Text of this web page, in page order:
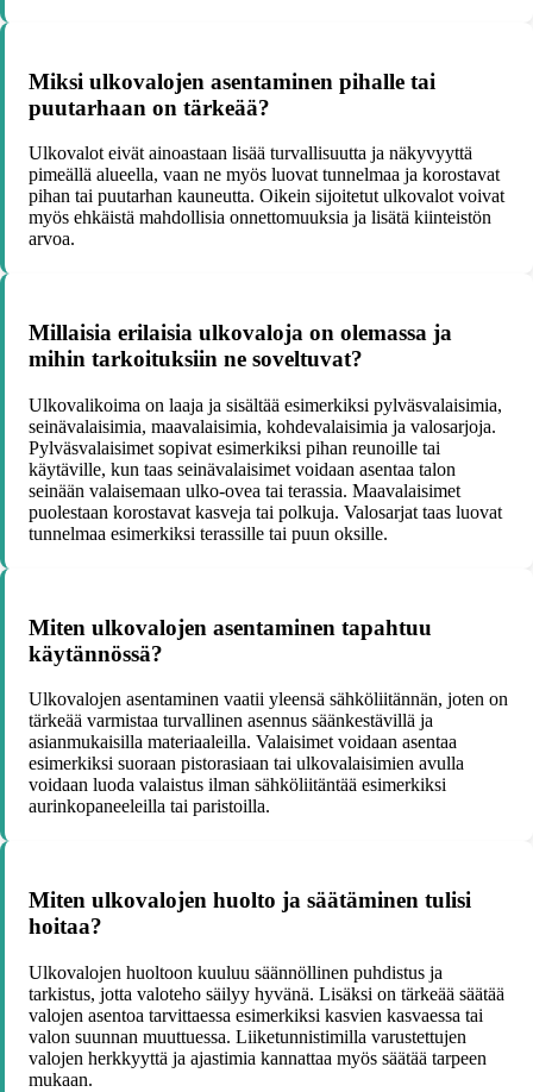
Miksi ulkovalojen asentaminen pihalle tai
puutarhaan on tärkeää?
Ulkovalot eivät ainoastaan lisää turvallisuutta ja näkyvyyttä
pimeällä alueella, vaan ne myös luovat tunnelmaa ja korostavat
pihan tai puutarhan kauneutta. Oikein sijoitetut ulkovalot voivat
myös ehkäistä mahdollisia onnettomuuksia ja lisätä kiinteistön
arvoa.
Millaisia erilaisia ulkovaloja on olemassa ja
mihin tarkoituksiin ne soveltuvat?
Ulkovalikoima on laaja ja sisältää esimerkiksi pylväsvalaisimia,
seinävalaisimia, maavalaisimia, kohdevalaisimia ja valosarjoja.
Pylväsvalaisimet sopivat esimerkiksi pihan reunoille tai
käytäville, kun taas seinävalaisimet voidaan asentaa talon
seinään valaisemaan ulko-ovea tai terassia. Maavalaisimet
puolestaan korostavat kasveja tai polkuja. Valosarjat taas luovat
tunnelmaa esimerkiksi terassille tai puun oksille.
Miten ulkovalojen asentaminen tapahtuu
käytännössä?
Ulkovalojen asentaminen vaatii yleensä sähköliitännän, joten on
tärkeää varmistaa turvallinen asennus säänkestävillä ja
asianmukaisilla materiaaleilla. Valaisimet voidaan asentaa
esimerkiksi suoraan pistorasiaan tai ulkovalaisimien avulla
voidaan luoda valaistus ilman sähköliitäntää esimerkiksi
aurinkopaneeleilla tai paristoilla.
Miten ulkovalojen huolto ja säätäminen tulisi
hoitaa?
Ulkovalojen huoltoon kuuluu säännöllinen puhdistus ja
tarkistus, jotta valoteho säilyy hyvänä. Lisäksi on tärkeää säätää
valojen asentoa tarvittaessa esimerkiksi kasvien kasvaessa tai
valon suunnan muuttuessa. Liiketunnistimilla varustettujen
valojen herkkyyttä ja ajastimia kannattaa myös säätää tarpeen
mukaan.